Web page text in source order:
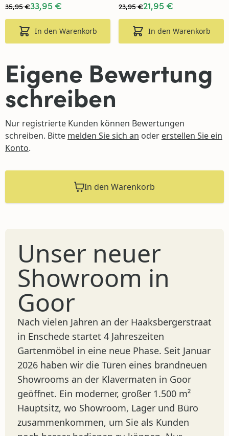
Telefonisch erreichen Sie uns unter +49 2561 9573
005, außer sonntags. Alternativ können Sie uns
jederzeit eine E Mail senden an:
info@4jahreszeitengartenmobel.de
HÄUFIG GESTELLTE FRAGEN
Ist dieser Gartentisch das ganze
Jahr über für den Außenbereich
geeignet?
Welchen Pflegeaufwand
benötigt dieser Gartentisch?
Warum sollte man sich für eine
Tischplatte aus Keramik
entscheiden?
Benötigt das Aluminiumgestell
viel Pflege?
Ist die Rope-Bespannung
pflegeintensiv?
Wie hoch ist die maximale
Belastbarkeit des Hang Eis?
33,95 €
35,95 €
In den Warenkorb
21,95 €
23,95 €
In den Warenkorb
Eigene Bewertung
schreiben
Nur registrierte Kunden können Bewertungen
schreiben. Bitte melden Sie sich an oder erstellen Sie ein
Konto.
In den Warenkorb
Unser neuer
Showroom in
Goor
Nach vielen Jahren an der Haaksbergerstraat
in Enschede startet 4 Jahreszeiten
Gartenmöbel in eine neue Phase. Seit Januar
2026 haben wir die Türen eines brandneuen
Showrooms an der Klavermaten in Goor
geöffnet. Ein moderner, großer 1.500 m²
Hauptsitz, wo Showroom, Lager und Büro
zusammenkommen, um Sie als Kunden